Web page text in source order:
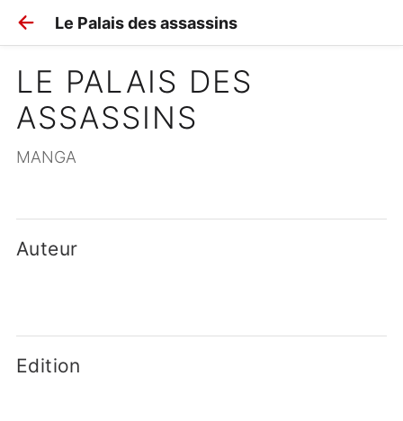
Le Palais des assassins
LE PALAIS DES
ASSASSINS
MANGA
Auteur
Edition